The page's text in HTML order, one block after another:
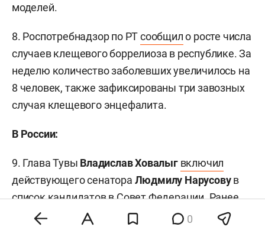
моделей.
8. Роспотребнадзор по РТсообщило росте числа
случаев клещевого боррелиоза в республике. За
неделю количество заболевших увеличилось на
8 человек, также зафиксированы три завозных
случая клещевого энцефалита.
В России:
9. Глава Тувы Владислав Ховалыг включил
действующего сенатора Людмилу Нарусовув
список кандидатов в Совет Федерации. Ранее
СМИ сообщали, что он якобы не планирует
0